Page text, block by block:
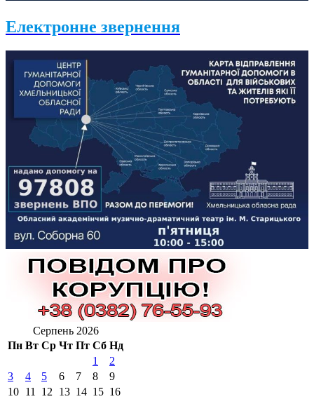
Електронне звернення
Серпень 2026
Пн Вт Ср Чт Пт Сб Нд
1
2
3
4 5 6 7 8
9
10 11 12 13 14 15 16